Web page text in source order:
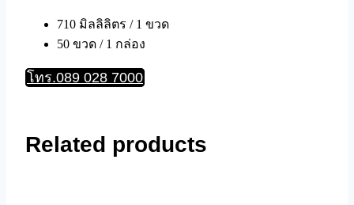
710 มิลลิลิตร / 1 ขวด
50 ขวด / 1 กล่อง
โทร.089 028 7000
Related products